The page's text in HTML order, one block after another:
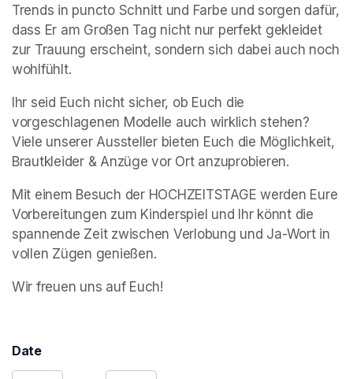
Trends in puncto Schnitt und Farbe und sorgen dafür,
dass Er am Großen Tag nicht nur perfekt gekleidet
zur Trauung erscheint, sondern sich dabei auch noch
wohlfühlt.
Ihr seid Euch nicht sicher, ob Euch die
vorgeschlagenen Modelle auch wirklich stehen?
Viele unserer Aussteller bieten Euch die Möglichkeit,
Brautkleider & Anzüge vor Ort anzuprobieren.
Mit einem Besuch der HOCHZEITSTAGE werden Eure
Vorbereitungen zum Kinderspiel und Ihr könnt die
spannende Zeit zwischen Verlobung und Ja-Wort in
vollen Zügen genießen.
Wir freuen uns auf Euch!
Date